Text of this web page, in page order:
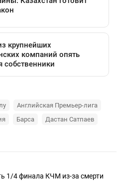
Английская Премьер-лига
Барса
Дастан Сатпаев
1/4 финала КЧМ из-за смерти